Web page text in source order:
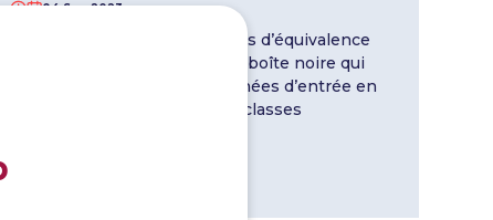
04 Sep 2023
Le partitionnement en classes d’équivalence
est une technique de test en boîte noire qui
consiste à regrouper les données d’entrée en
partitions logiques appelées classes